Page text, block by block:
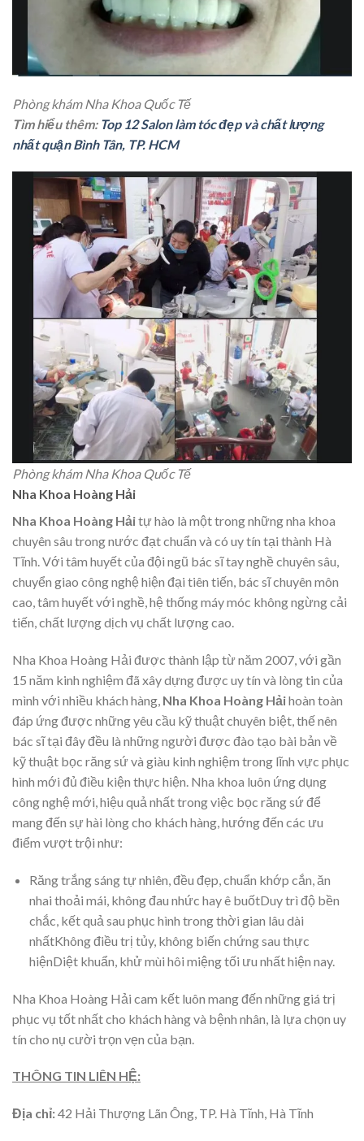
Phòng khám Nha Khoa Quốc Tế
Tìm hiểu thêm: Top 12 Salon làm tóc đẹp và chất lượng
nhất quận Bình Tân, TP. HCM
Phòng khám Nha Khoa Quốc Tế
Nha Khoa Hoàng Hải
Nha Khoa Hoàng Hảitự hào là một trong những nha khoa
chuyên sâu trong nước đạt chuẩn và có uy tín tại thành Hà
Tĩnh. Với tâm huyết của đội ngũ bác sĩ tay nghề chuyên sâu,
chuyển giao công nghệ hiện đại tiên tiến, bác sĩ chuyên môn
cao, tâm huyết với nghề, hệ thống máy móc không ngừng cải
tiến, chất lượng dịch vụ chất lượng cao.
Nha Khoa Hoàng Hải được thành lập từ năm 2007, với gần
15 năm kinh nghiệm đã xây dựng được uy tín và lòng tin của
mình với nhiều khách hàng, Nha Khoa Hoàng Hảihoàn toàn
đáp ứng được những yêu cầu kỹ thuật chuyên biệt, thế nên
bác sĩ tại đây đều là những người được đào tạo bài bản về
kỹ thuật bọc răng sứ và giàu kinh nghiệm trong lĩnh vực phục
hình mới đủ điều kiện thực hiện. Nha khoa luôn ứng dụng
công nghệ mới, hiệu quả nhất trong việc bọc răng sứ để
mang đến sự hài lòng cho khách hàng, hướng đến các ưu
điểm vượt trội như:
Răng trắng sáng tự nhiên, đều đẹp, chuẩn khớp cắn, ăn
nhai thoải mái, không đau nhức hay ê buốtDuy trì độ bền
chắc, kết quả sau phục hình trong thời gian lâu dài
nhấtKhông điều trị tủy, không biến chứng sau thực
hiệnDiệt khuẩn, khử mùi hôi miệng tối ưu nhất hiện nay.
Nha Khoa Hoàng Hải cam kết luôn mang đến những giá trị
phục vụ tốt nhất cho khách hàng và bệnh nhân, là lựa chọn uy
tín cho nụ cười trọn vẹn của bạn.
THÔNG TIN LIÊN HỆ:
Địa chỉ:42 Hải Thượng Lãn Ông, TP. Hà Tĩnh, Hà Tĩnh